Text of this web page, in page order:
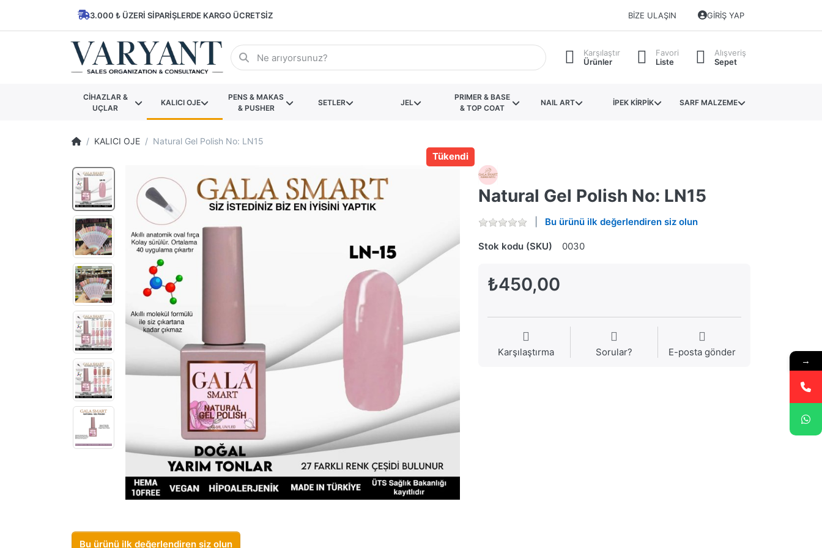
3.000 ₺ ÜZERI SIPARIŞLERDE KARGO ÜCRETSIZ BIZE ULAŞIN GIRIŞ YAP
Karşılaştır
Ürünler
Favori
Liste
Alışveriş
Sepet
CİHAZLAR &
UÇLAR
KALICI OJE
PENS & MAKAS
& PUSHER
SETLER JEL
PRIMER & BASE
& TOP COAT
NAIL ART İPEK KİRPİK SARF MALZEME
KALICI OJE Natural Gel Polish No: LN15
Natural Gel Polish No: LN15
Bu ürünü ilk değerlendiren siz olun
Stok kodu (SKU) 0030
₺450,00
Tükendi
Karşılaştırma Sorular? E-posta gönder
Bu ürünü ilk değerlendiren siz olun
→